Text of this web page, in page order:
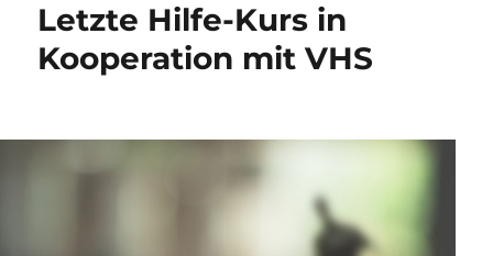
Letzte Hilfe-Kurs in
Kooperation mit VHS